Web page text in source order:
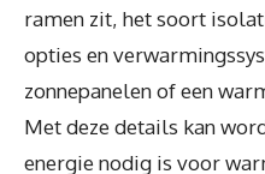
ramen zit, het soort
opties en
zonnepanelen of een
Met deze details kan
energie nodig is voor